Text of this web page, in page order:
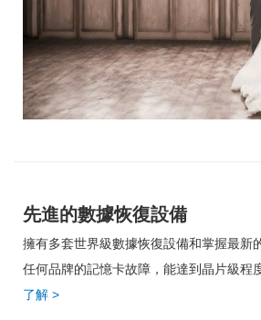
先進的數據恢復設備
擁有多套世界級數據恢復設備和掌握最新
任何品牌的記憶卡故障，能達到晶片級程
了解 >